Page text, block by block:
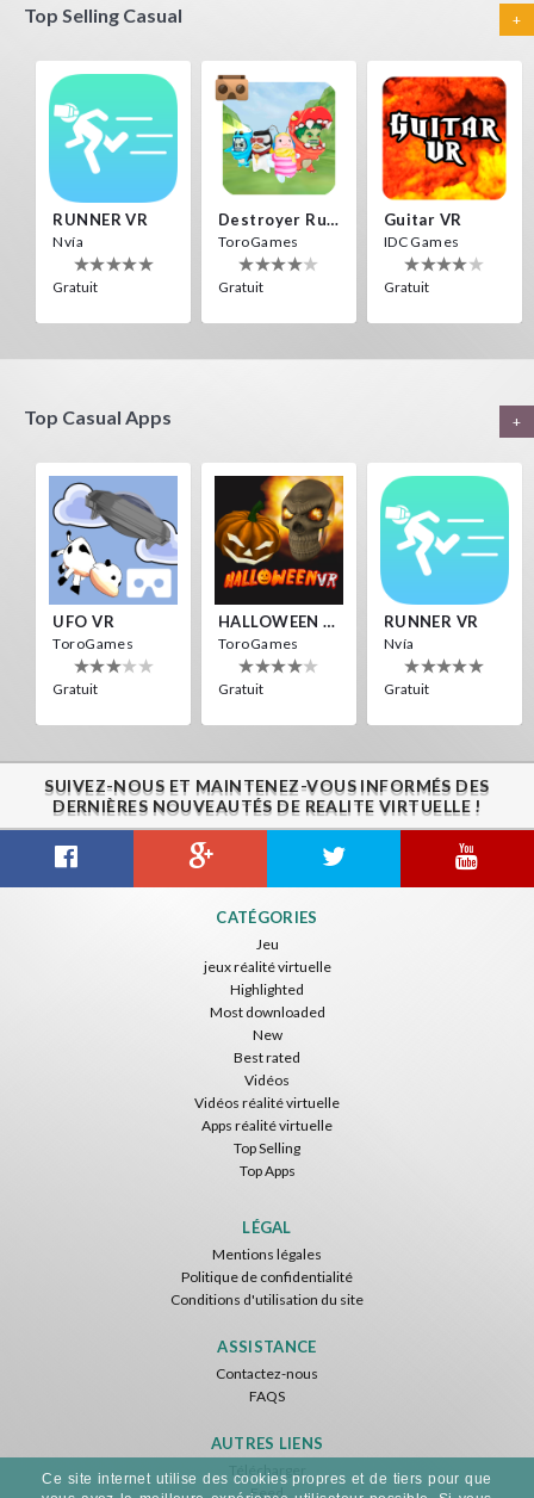
ToroGames
Gratuit
PANORAMA VR
Nvía
Gratuit
Voxel Fly
Cenda Games
Gratuit
IDC Games
Gratuit Gratuit
Archer VR
Gratuit
+
Top Selling Casual
RUNNER VR
Nvía
Gratuit
Destroyer Run VR
ToroGames
Gratuit
Guitar VR
IDC Games
Gratuit
LAUNCHER VR
Nvía
Gratuit
HEAD SOCCER VR
ToroGames
Gratuit
ToroGames
Gratuit
SkyWalk
IDC Games
Gratuit
Voxel Fly
Cenda Games
Asteroids
IDC Games
F1 VR Demo
Gratuit
+
Top Casual Apps
UFO VR
ToroGames
Gratuit
HALLOWEEN VR
ToroGames
Gratuit
RUNNER VR
Nvía
Gratuit
Gratuit
Cenda Games
Gratuit
SUIVEZ-NOUS ET MAINTENEZ-VOUS INFORMÉS DES
DERNIÈRES NOUVEAUTÉS DE REALITE VIRTUELLE !
CATÉGORIES
Jeu
jeux réalité virtuelle
Highlighted
Most downloaded
New
Best rated
Vidéos
Vidéos réalité virtuelle
Apps réalité virtuelle
Top Selling
Top Apps
LÉGAL
Mentions légales
Politique de confidentialité
Conditions d'utilisation du site
ASSISTANCE
Contactez-nous
FAQS
AUTRES LIENS
Télécharger
Feed
Ce site internet utilise des cookies propres et de tiers pour que